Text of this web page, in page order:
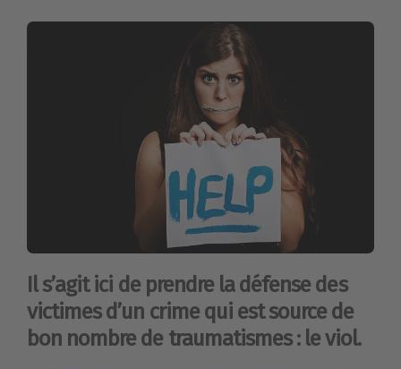
Il s’agit ici de prendre la défense des
victimes d’un crime qui est source de
bon nombre de traumatismes : le viol.